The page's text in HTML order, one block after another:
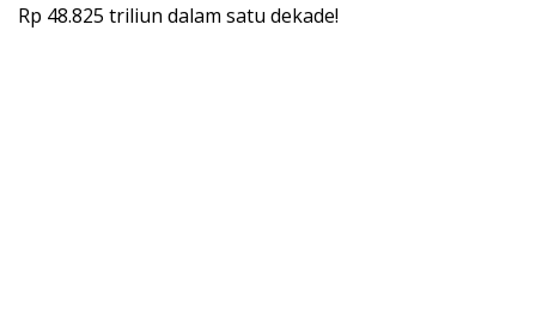
Rp 48.825 triliun dalam satu dekade!